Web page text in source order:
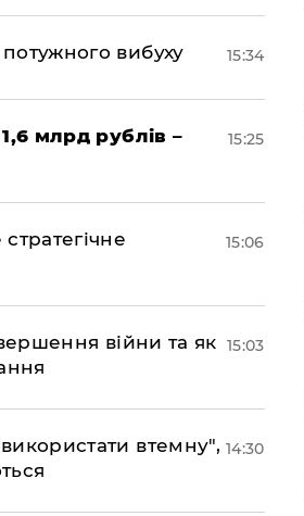
вибуху 15:34
млрд рублів –
15:25
15:06
війни та як 15:03
втемну", 14:30